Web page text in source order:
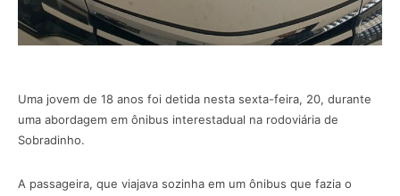
Uma jovem de 18 anos foi detida nesta sexta-feira, 20, durante
uma abordagem em ônibus interestadual na rodoviária de
Sobradinho.
A passageira, que viajava sozinha em um ônibus que fazia o